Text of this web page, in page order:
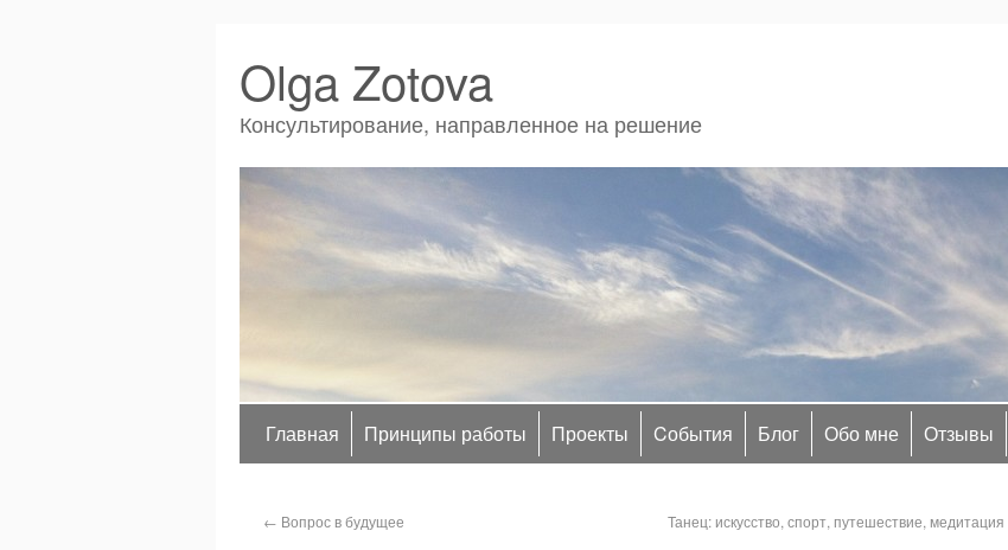
Olga Zotova
Консультирование, направленное на решение
Главная Принципы работы Проекты Cобытия Блог Обо мне Отзывы
← Вопрос в будущее Танец: искусство, спорт, путешествие, медитация